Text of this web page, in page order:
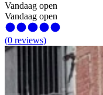
Vandaag open
Vandaag open
(0 reviews)